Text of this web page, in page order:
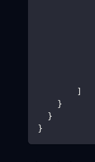
        ]
    }
  }
}